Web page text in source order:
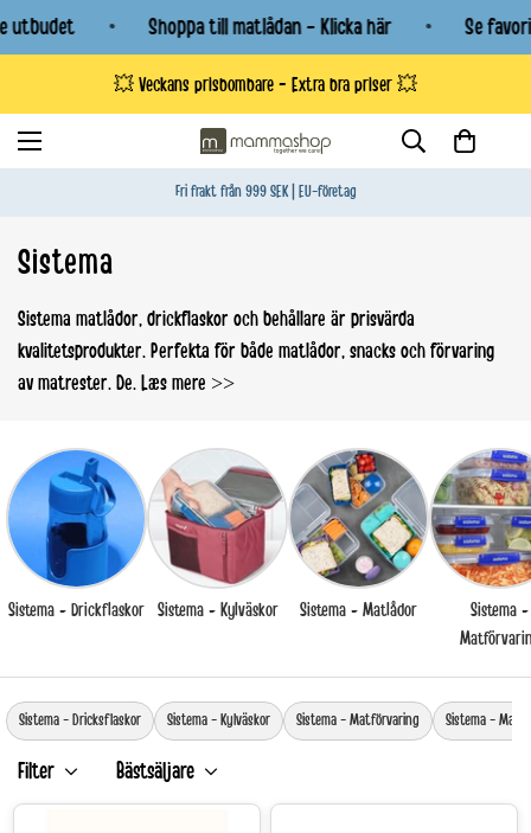
Shoppa till matlådan - Klicka här Se
💥 Veckans prisbombare - Extra bra priser 💥
Fri frakt från 999 SEK | EU-företag
Sistema
Sistema matlådor, drickflaskor och behållare är prisvärda
kvalitetsprodukter. Perfekta för både matlådor, snacks och förvaring
av matrester. De. Læs mere >>
Sistema - Drickflaskor Sistema - Kylväskor Sistema - Matlådor
Sistema -
Sistema - Dricksflaskor Sistema - Kylväskor Sistema - Matförvaring Sistema -
Filter Bästsäljare